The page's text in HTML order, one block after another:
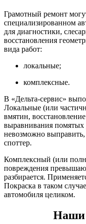
Грамотный ремонт
специализированном
для диагностики,
восстановления
вида работ:
локальные;
комплексные.
В «Дельта-сервис»
Локальные (или
вмятин,
выравнивания помятых
невозможно выправить,
споттер.
Комплексный (или
повреждения
разбирается.
Покраска в таком
автомобиля целиком.
Наши